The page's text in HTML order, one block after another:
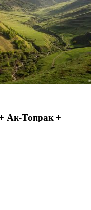
Ак-Топрак +